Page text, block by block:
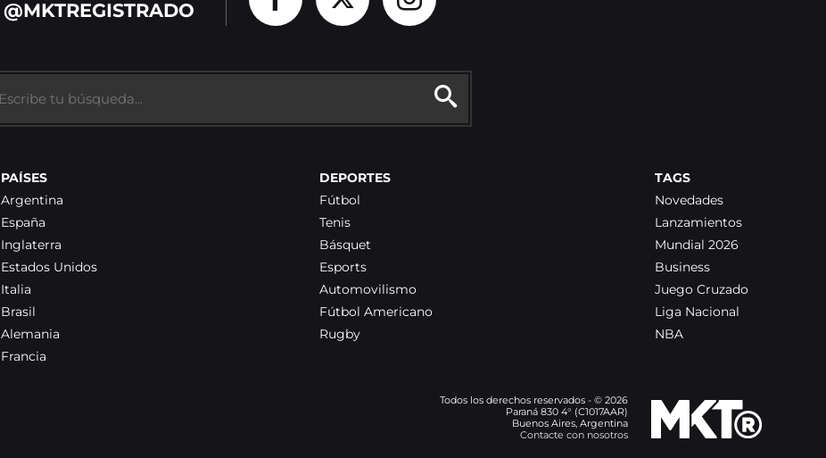
@MKTREGISTRADO
PAÍSES
Argentina
España
Inglaterra
Estados Unidos
Italia
Brasil
Alemania
Francia
DEPORTES
Fútbol
Tenis
Básquet
Esports
Automovilismo
Fútbol Americano
Rugby
TAGS
Novedades
Lanzamientos
Mundial 2026
Business
Juego Cruzado
Liga Nacional
NBA
Todos los derechos reservados - © 2026
Paraná 830 4° (C1017AAR)
Buenos Aires, Argentina
Contacte con nosotros